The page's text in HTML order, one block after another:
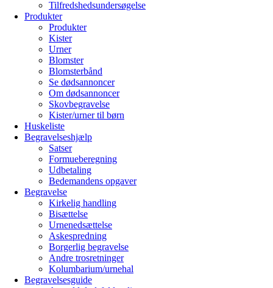
Tilfredshedsundersøgelse
Produkter
Produkter
Kister
Urner
Blomster
Blomsterbånd
Se dødsannoncer
Om dødsannoncer
Skovbegravelse
Kister/urner til børn
Huskeliste
Begravelseshjælp
Satser
Formueberegning
Udbetaling
Bedemandens opgaver
Begravelse
Kirkelig handling
Bisættelse
Urnenedsættelse
Askespredning
Borgerlig begravelse
Andre trosretninger
Kolumbarium/urnehal
Begravelsesguide